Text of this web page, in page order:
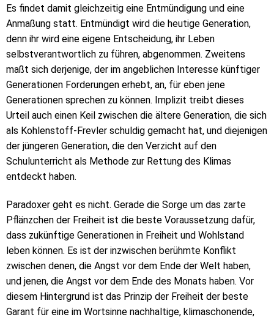
Es findet damit gleichzeitig eine Entmündigung und eine
Anmaßung statt. Entmündigt wird die heutige Generation,
denn ihr wird eine eigene Entscheidung, ihr Leben
selbstverantwortlich zu führen, abgenommen. Zweitens
maßt sich derjenige, der im angeblichen Interesse künftiger
Generationen Forderungen erhebt, an, für eben jene
Generationen sprechen zu können. Implizit treibt dieses
Urteil auch einen Keil zwischen die ältere Generation, die sich
als Kohlenstoff-Frevler schuldig gemacht hat, und diejenigen
der jüngeren Generation, die den Verzicht auf den
Schulunterricht als Methode zur Rettung des Klimas
entdeckt haben.
Paradoxer geht es nicht. Gerade die Sorge um das zarte
Pflänzchen der Freiheit ist die beste Voraussetzung dafür,
dass zukünftige Generationen in Freiheit und Wohlstand
leben können. Es ist der inzwischen berühmte Konflikt
zwischen denen, die Angst vor dem Ende der Welt haben,
und jenen, die Angst vor dem Ende des Monats haben. Vor
diesem Hintergrund ist das Prinzip der Freiheit der beste
Garant für eine im Wortsinne nachhaltige, klimaschonende,